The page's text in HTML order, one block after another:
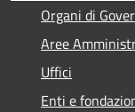
Organi di
Aree
Uffici
Enti e